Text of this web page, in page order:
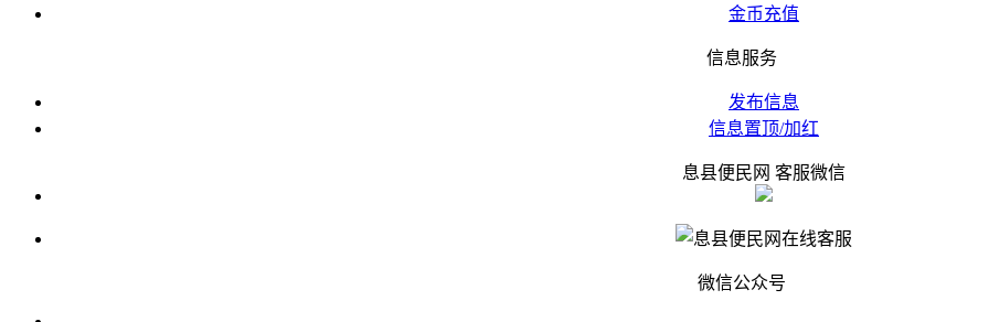
金币充值
信息服务
发布信息
信息置顶/加红
息县便民网 客服微信
微信公众号